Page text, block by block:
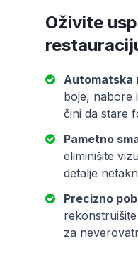
Oživite
Automatska
boje, nabore
čini da stare
Pametno
eliminišite
detalje
Precizno
za